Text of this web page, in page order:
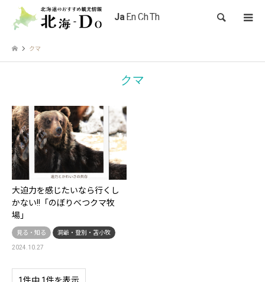
検索
クマ
クマ
大迫力を感じたいなら行くし
かない!!「のぼりべつクマ牧
場」
見る・知る 洞爺・登別・苫小牧
2024.10.27
1件中 1件を表示